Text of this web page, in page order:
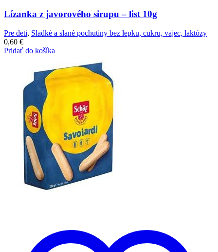
Lízanka z javorového sirupu – list 10g
Pre deti, Sladké a slané pochutiny bez lepku, cukru, vajec, laktózy
0,60 €
Pridať do košíka